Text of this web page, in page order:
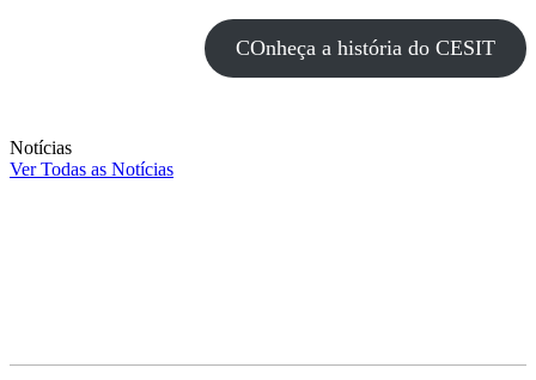
COnheça a história do CESIT
Notícias
Ver Todas as Notícias